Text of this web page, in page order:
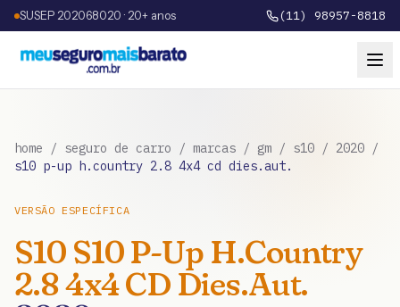
SUSEP 202068020 · 20+ anos (11) 98957-8818
home / seguro de carro / marcas / gm / s10 / 2020 /
s10 p-up h.country 2.8 4x4 cd dies.aut.
VERSÃO ESPECÍFICA
S10 S10 P-Up H.Country
2.8 4x4 CD Dies.Aut.